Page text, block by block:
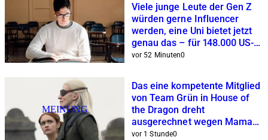
Viele junge Leute der Gen Z
würden gerne Influencer
werden, eine Uni bietet jetzt
genau das – für 148.000 US-
Dollar
vor 52 Minuten0
MEINUNG
Das eine kompetente Mitglied
von Team Grün in House of
the Dragon dreht
ausgerechnet wegen Mama
am Rad
vor 1 Stunde0